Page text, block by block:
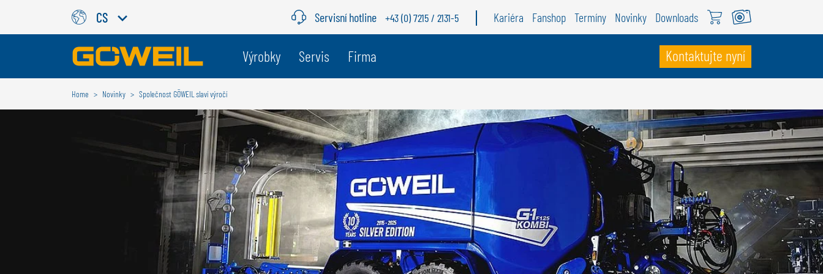
CS
Zvolte Váš jazyk / Vaši zemi
MEZINÁRODNÍ
DEUTSCH
ESPAÑOL
POLSKI
ČESKÝ
BELGIE
GÖWEIL BNL
NEDERLANDS
FRANÇAIS
DEUTSCH
ŠVÝCARSKO
GÖWEIL Schweiz
Servisní hotline +43 (0) 7215 / 2131-5 Kariéra Fanshop Termíny Novinky Downloads
Výrobky Servis Firma Kontaktujte nyní
Home Novinky Společnost GÖWEIL slaví výročí